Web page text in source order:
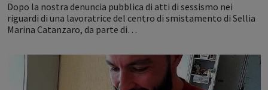
Dopo la nostra denuncia pubblica di atti di sessismo nei
riguardi di una lavoratrice del centro di smistamento di Sellia
Marina Catanzaro, da parte di…